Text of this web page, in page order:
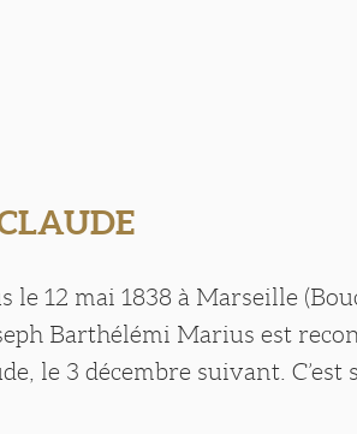
le 12 mai 1838 à Marseille
Barthélémi Marius est
le 3 décembre suivant. C’est